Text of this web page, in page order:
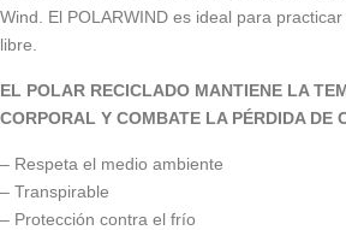
Wind. El POLARWIND es ideal para
libre.
EL POLAR RECICLADO MANTIENE LA
CORPORAL Y COMBATE LA PÉRDIDA DE
– Respeta el medio ambiente
– Transpirable
– Protección contra el frío